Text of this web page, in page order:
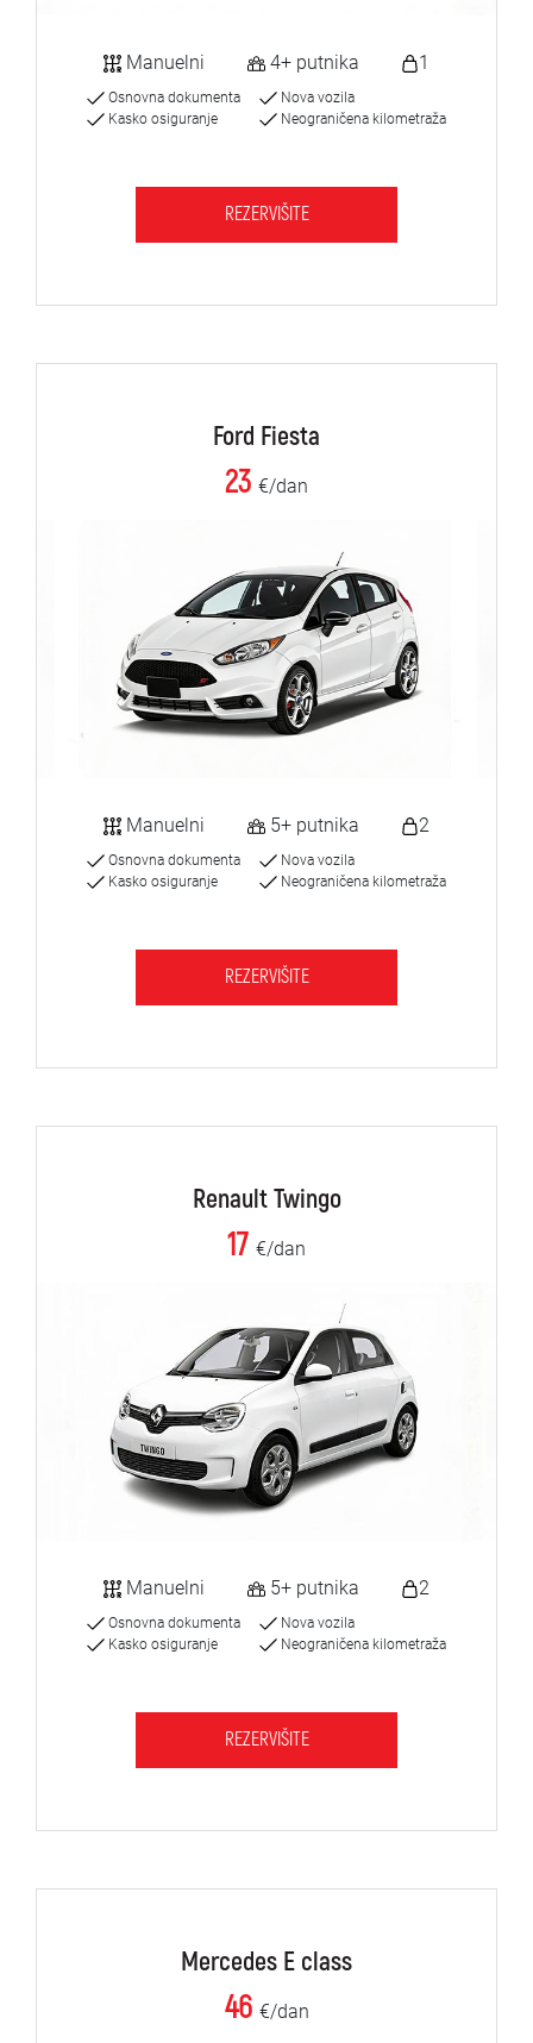
Manuelni 4+ putnika 1
Osnovna dokumenta
Kasko osiguranje
Nova vozila
Neograničena kilometraža
REZERVIŠITE
Ford Fiesta
23 €/dan
Manuelni 5+ putnika 2
Osnovna dokumenta
Kasko osiguranje
Nova vozila
Neograničena kilometraža
REZERVIŠITE
Renault Twingo
17 €/dan
Manuelni 5+ putnika 2
Osnovna dokumenta
Kasko osiguranje
Nova vozila
Neograničena kilometraža
REZERVIŠITE
Mercedes E class
46 €/dan